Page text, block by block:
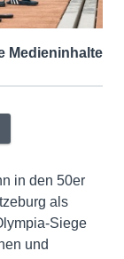
Medieninhalte
in den 50er
als
Siege
und